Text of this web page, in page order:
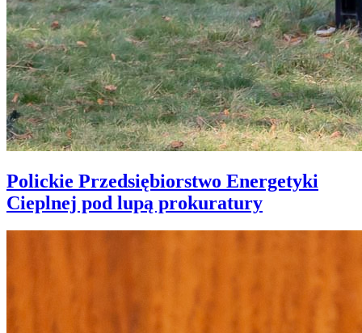
Polickie Przedsiębiorstwo Energetyki
Cieplnej pod lupą prokuratury